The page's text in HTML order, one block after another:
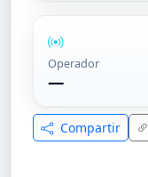
Operador
—
Compartir